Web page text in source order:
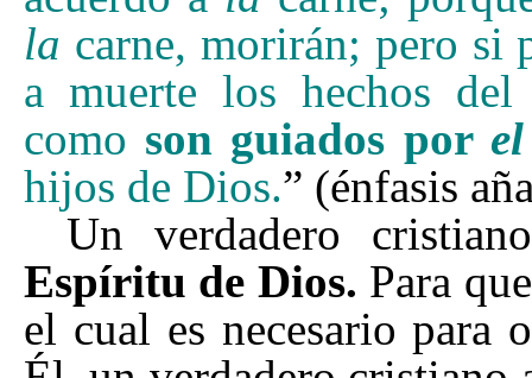
la carne, morirán; pero si
a muerte los hechos
como son guiados por el
hijos de Dios.” (énfasis
Un verdadero
Espíritu de Dios. Para
el cual es necesario para